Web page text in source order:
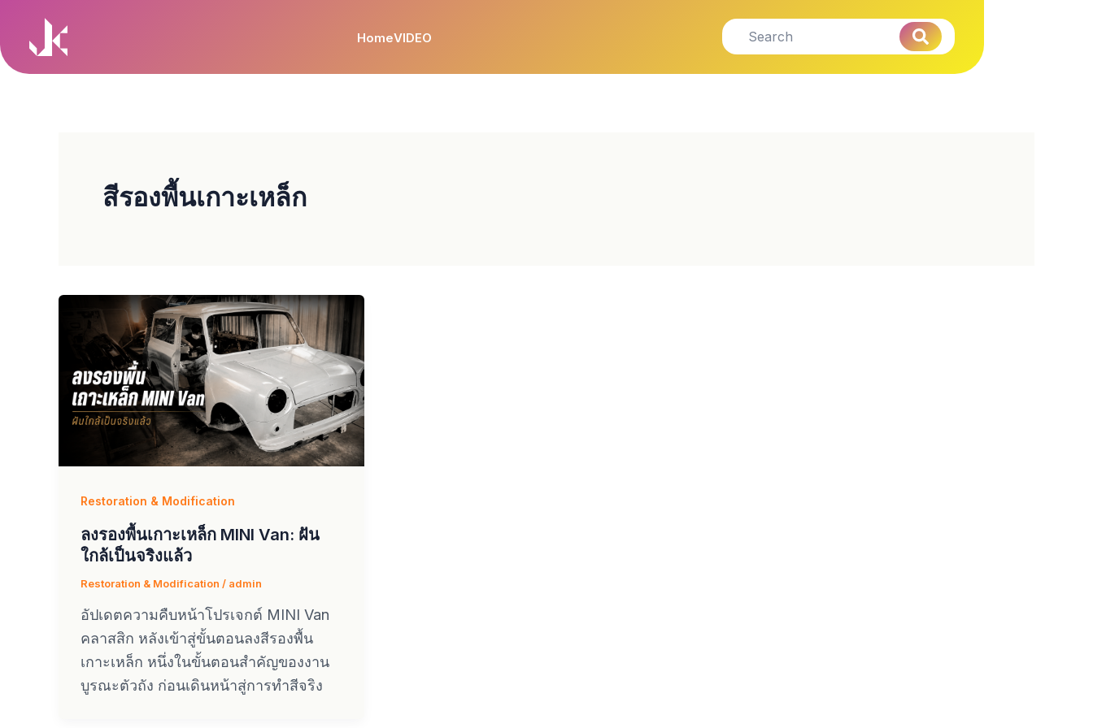
content
HomeVIDEO
สีรองพื้นเกาะเหล็ก
Restoration & Modification
ลงรองพื้นเกาะเหล็ก MINI Van: ฝัน
ใกล้เป็นจริงแล้ว
Restoration & Modification / admin
อัปเดตความคืบหน้าโปรเจกต์ MINI Van
คลาสสิก หลังเข้าสู่ขั้นตอนลงสีรองพื้น
เกาะเหล็ก หนึ่งในขั้นตอนสำคัญของงาน
บูรณะตัวถัง ก่อนเดินหน้าสู่การทำสีจริง